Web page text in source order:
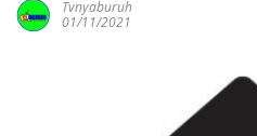
Tvnyaburuh
01/11/2021